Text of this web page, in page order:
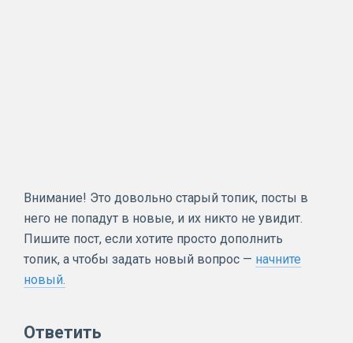
Внимание! Это довольно старый топик, посты в
него не попадут в новые, и их никто не увидит.
Пишите пост, если хотите просто дополнить
топик, а чтобы задать новый вопрос — начните
новый.
Ответить